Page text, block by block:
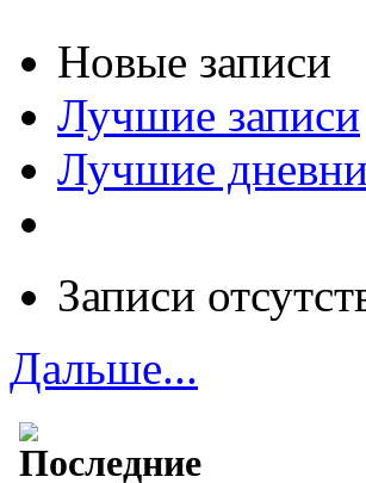
Новые записи
Лучшие записи
Лучшие
Записи
Дальше...